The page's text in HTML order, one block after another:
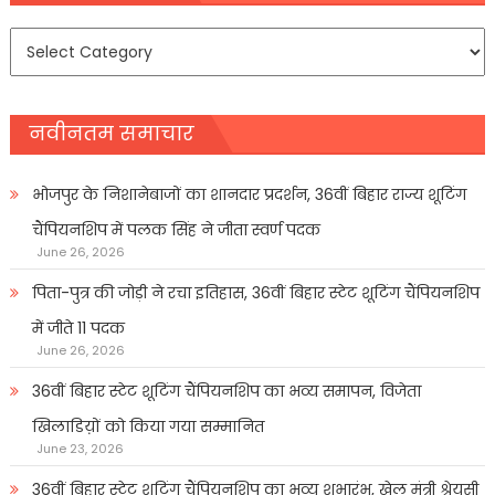
नवीनतम समाचार
भोजपुर के निशानेबाजों का शानदार प्रदर्शन, 36वीं बिहार राज्य शूटिंग
चैंपियनशिप में पलक सिंह ने जीता स्वर्ण पदक
June 26, 2026
पिता-पुत्र की जोड़ी ने रचा इतिहास, 36वीं बिहार स्टेट शूटिंग चैंपियनशिप
में जीते 11 पदक
June 26, 2026
36वीं बिहार स्टेट शूटिंग चैंपियनशिप का भव्य समापन, विजेता
खिलाडिय़ों को किया गया सम्मानित
June 23, 2026
36वीं बिहार स्टेट शूटिंग चैंपियनशिप का भव्य शुभारंभ, खेल मंत्री श्रेयसी